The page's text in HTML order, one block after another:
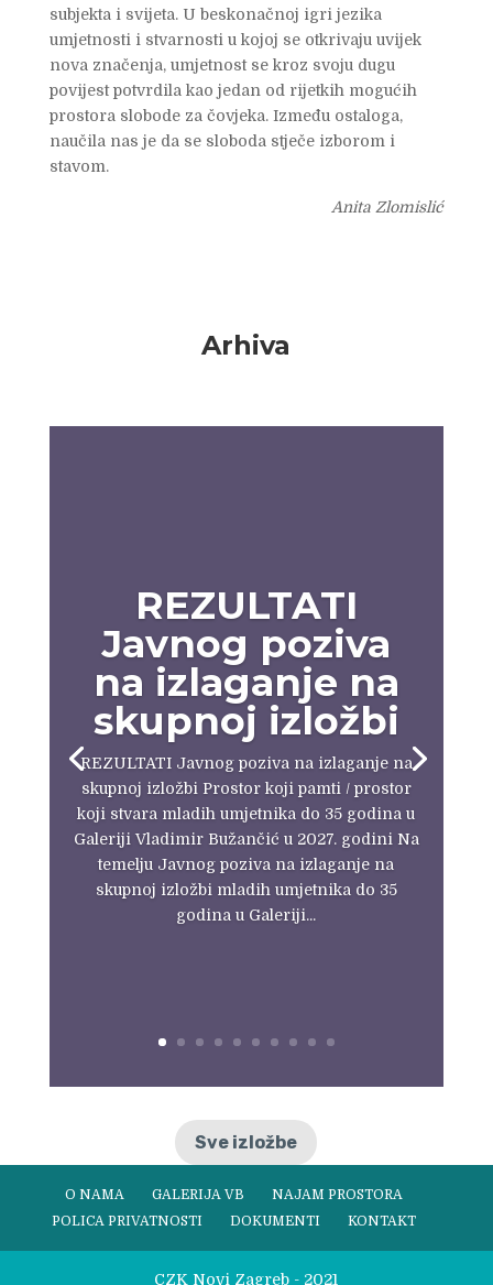
subjekta i svijeta. U beskonačnoj igri jezika
umjetnosti i stvarnosti u kojoj se otkrivaju uvijek
nova značenja, umjetnost se kroz svoju dugu
povijest potvrdila kao jedan od rijetkih mogućih
prostora slobode za čovjeka. Između ostaloga,
naučila nas je da se sloboda stječe izborom i
stavom.
Anita Zlomislić
Arhiva
REZULTATI
Javnog poziva
na izlaganje na
skupnoj izložbi
REZULTATI Javnog poziva na izlaganje na
skupnoj izložbi Prostor koji pamti / prostor
koji stvara mladih umjetnika do 35 godina u
Galeriji Vladimir Bužančić u 2027. godini Na
temelju Javnog poziva na izlaganje na
skupnoj izložbi mladih umjetnika do 35
godina u Galeriji...
Sve izložbe
O NAMA GALERIJA VB
NAJAM PROSTORA
POLICA PRIVATNOSTI
DOKUMENTI KONTAKT
CZK Novi Zagreb - 2021